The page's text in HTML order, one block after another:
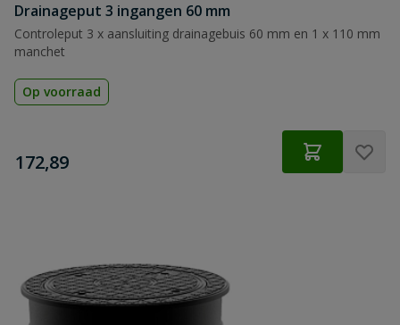
Drainageput 3 ingangen 60 mm
Controleput 3 x aansluiting drainagebuis 60 mm en 1 x 110 mm
manchet
Op voorraad
€
172,89